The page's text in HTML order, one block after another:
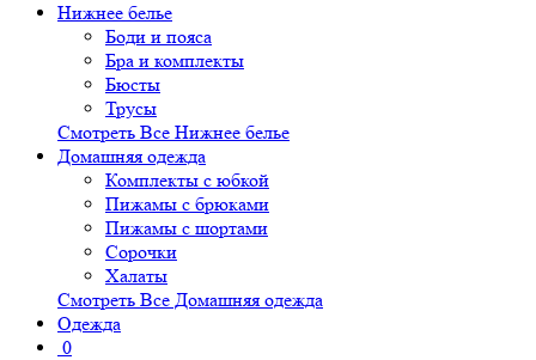
Нижнее белье
Боди и пояса
Бра и комплекты
Бюсты
Трусы
Смотреть Все Нижнее белье
Домашняя одежда
Комплекты с юбкой
Пижамы с брюками
Пижамы с шортами
Сорочки
Халаты
Смотреть Все Домашняя одежда
Одежда
0